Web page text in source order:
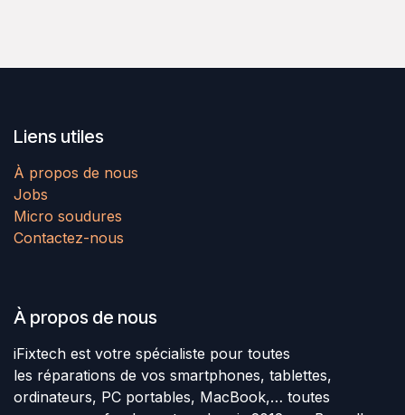
Liens utiles
À propos de nous
Jobs
Micro soudures
Contactez-nous
À propos de nous
iFixtech est votre spécialiste pour toutes
les réparations de vos smartphones, tablettes,
ordinateurs, PC portables, MacBook,… toutes